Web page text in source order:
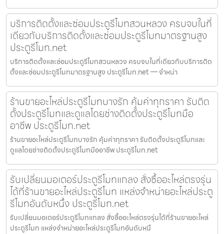
บริการติดตั้งและซ่อมประตูรีโมทสวนหลวง ครบจบในที่
เดียวกับบริการติดตั้งและซ่อมประตูรีโมทมาตรฐานสูง
ประตูรีโมท.net
บริการติดตั้งและซ่อมประตูรีโมทสวนหลวง ครบจบในที่เดียวกับบริการติด
ตั้งและซ่อมประตูรีโมทมาตรฐานสูง ประตูรีโมท.net — จำหน่า
ร้านขายอะไหล่ประตูรีโมทบางรัก คุ้มค่าทุกราคา รับติด
ตั้งประตูรีโมทและดูแลโดยช่างติดตั้งประตูรีโมทมือ
อาชีพ ประตูรีโมท.net
ร้านขายอะไหล่ประตูรีโมทบางรัก คุ้มค่าทุกราคา รับติดตั้งประตูรีโมทและ
ดูแลโดยช่างติดตั้งประตูรีโมทมืออาชีพ ประตูรีโมท.net
รับเปลี่ยนมอเตอร์ประตูรีโมทแกลง สั่งซื้ออะไหล่ตรงรุ่น
ได้ที่ร้านขายอะไหล่ประตูรีโมท แหล่งจำหน่ายอะไหล่ประตู
รีโมทอันดับหนึ่ง ประตูรีโมท.net
รับเปลี่ยนมอเตอร์ประตูรีโมทแกลง สั่งซื้ออะไหล่ตรงรุ่นได้ที่ร้านขายอะไหล่
ประตูรีโมท แหล่งจำหน่ายอะไหล่ประตูรีโมทอันดับหนึ